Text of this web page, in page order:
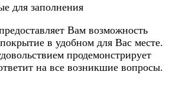
для заполнения
Вам возможность
в удобном для Вас месте.
продемонстрирует
на все возникшие вопросы.